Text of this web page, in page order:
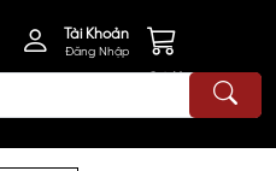
Tài Khoản
Đăng Nhập
Giỏ Hàng